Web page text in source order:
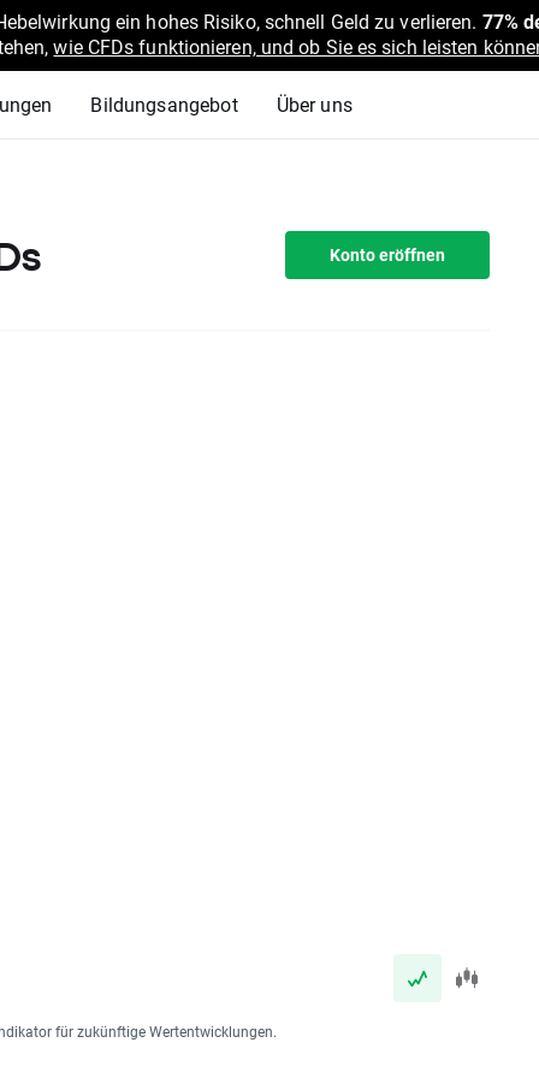
ein hohes Risiko, schnell Geld zu verlieren. 77%
wie CFDs funktionieren, und ob Sie es sich leisten
Bildungsangebot Über uns
Konto eröffnen
für zukünftige Wertentwicklungen.